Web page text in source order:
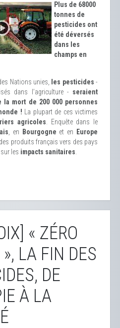
Plus de 68000
tonnes de
pesticides ont
été déversés
dans les
champs en
Nations unies, les pesticides -
dans l’agriculture - seraient
la mort de 200 000 personnes
! La plupart de ces victimes
agricoles . Enquête dans le
, en Bourgogne et en
Europe
produits français vers des pays
les impacts sanitaires
« ZÉRO
LA FIN DES
DE
À LA